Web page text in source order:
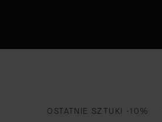
OSTATNIE SZTUKI -10%